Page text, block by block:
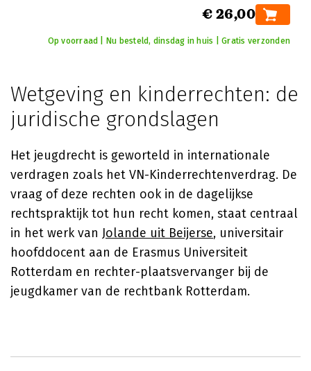
€ 26,00
Op voorraad | Nu besteld, dinsdag in huis | Gratis verzonden
Wetgeving en kinderrechten: de
juridische grondslagen
Het jeugdrecht is geworteld in internationale
verdragen zoals het VN-Kinderrechtenverdrag. De
vraag of deze rechten ook in de dagelijkse
rechtspraktijk tot hun recht komen, staat centraal
in het werk van Jolande uit Beijerse, universitair
hoofddocent aan de Erasmus Universiteit
Rotterdam en rechter-plaatsvervanger bij de
jeugdkamer van de rechtbank Rotterdam.